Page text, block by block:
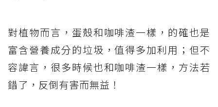
對植物而言，蛋殼和咖啡渣一樣，的確也是
富含營養成分的垃圾，值得多加利用；但不
容諱言，很多時候也和咖啡渣一樣，方法若
錯了，反倒有害而無益！